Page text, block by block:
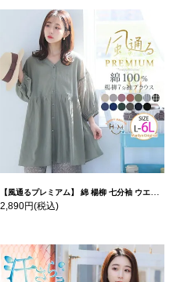
【風通るプレミアム】 綿 楊柳 七分袖 ウエストギャザー ブラウス | 大きいサイズの通販ならハッピーマリリン
2,890円(税込)